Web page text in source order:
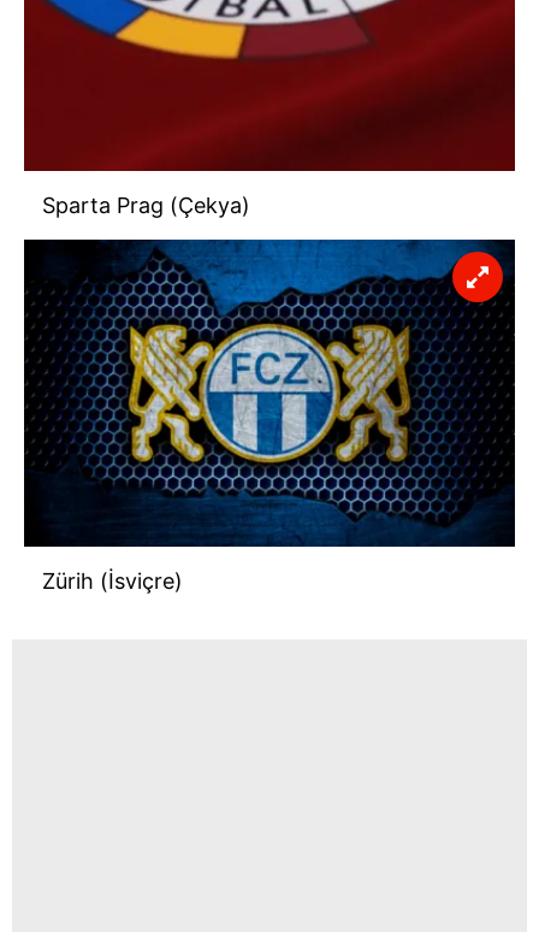
Sparta Prag (Çekya)
Zürih (İsviçre)